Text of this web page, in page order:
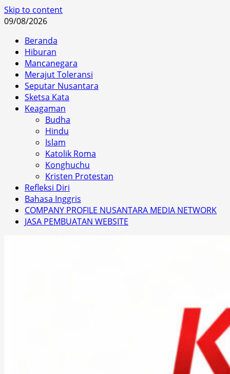
Skip to content
09/08/2026
Beranda
Hiburan
Mancanegara
Merajut Toleransi
Seputar Nusantara
Sketsa Kata
Keagaman
Budha
Hindu
Islam
Katolik Roma
Konghuchu
Kristen Protestan
Refleksi Diri
Bahasa Inggris
COMPANY PROFILE NUSANTARA MEDIA NETWORK
JASA PEMBUATAN WEBSITE